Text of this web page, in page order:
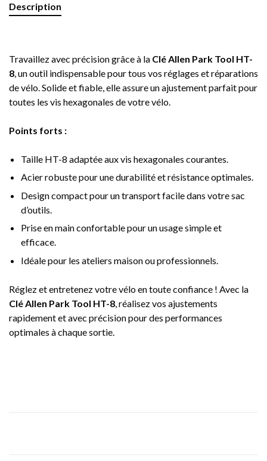
Description
Travaillez avec précision grâce à la Clé Allen Park Tool HT-
8, un outil indispensable pour tous vos réglages et réparations
de vélo. Solide et fiable, elle assure un ajustement parfait pour
toutes les vis hexagonales de votre vélo.
Points forts :
Taille HT-8 adaptée aux vis hexagonales courantes.
Acier robuste pour une durabilité et résistance optimales.
Design compact pour un transport facile dans votre sac
d’outils.
Prise en main confortable pour un usage simple et
efficace.
Idéale pour les ateliers maison ou professionnels.
Réglez et entretenez votre vélo en toute confiance ! Avec la
Clé Allen Park Tool HT-8 , réalisez vos ajustements
rapidement et avec précision pour des performances
optimales à chaque sortie.